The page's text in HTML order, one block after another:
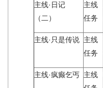
主线·日记
（二）
主线
任务
主线·只是传说 主线
任务
主线·疯癫乞丐 主线